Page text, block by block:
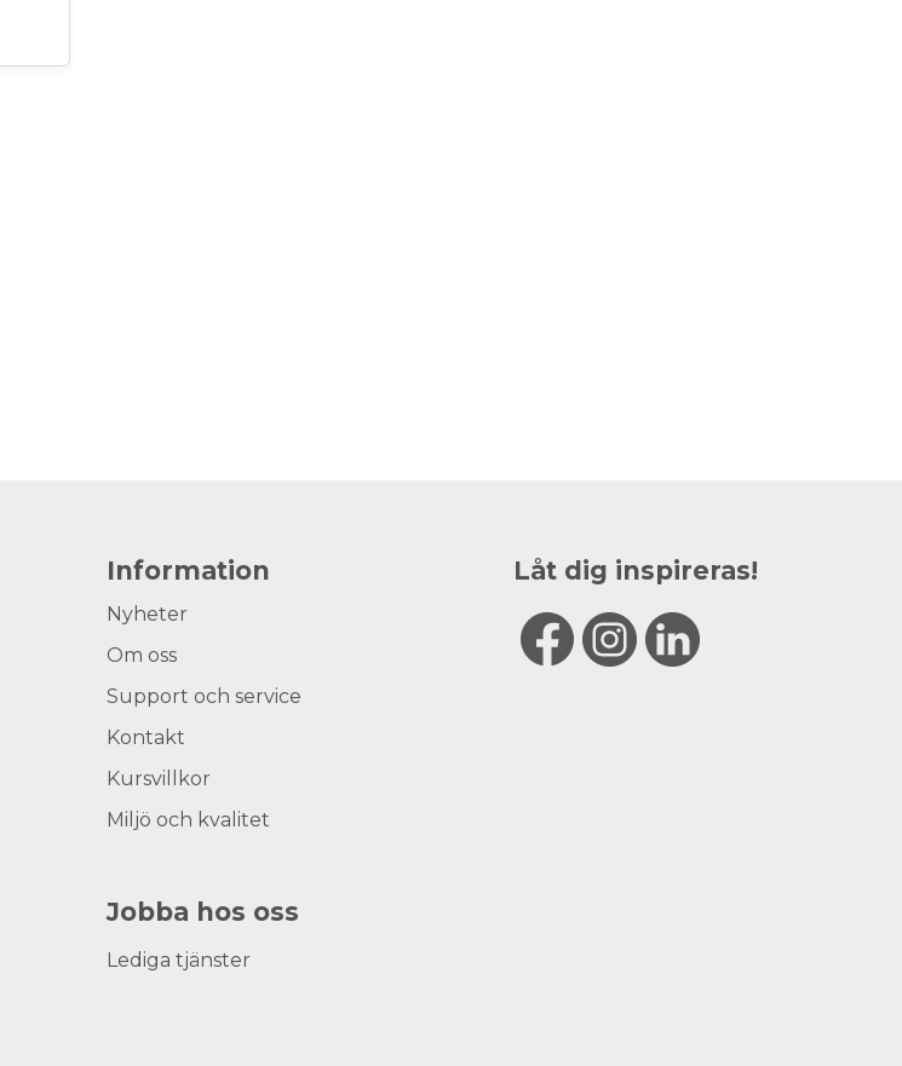
Information
Nyheter
Om oss
Support och service
Kontakt
Kursvillkor
Miljö och kvalitet
Jobba hos oss
Lediga tjänster
Låt dig inspireras!